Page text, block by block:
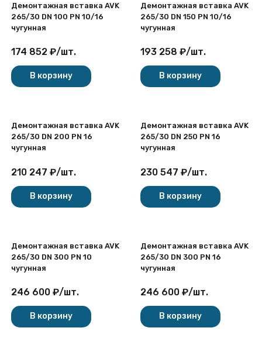
Демонтажная вставка AVK
265/30 DN 100 PN 10/16
чугунная
174 852 ₽/шт.
В корзину
Демонтажная вставка AVK
265/30 DN 150 PN 10/16
чугунная
193 258 ₽/шт.
В корзину
Демонтажная вставка AVK
265/30 DN 200 PN 16
чугунная
210 247 ₽/шт.
В корзину
Демонтажная вставка AVK
265/30 DN 250 PN 16
чугунная
230 547 ₽/шт.
В корзину
Демонтажная вставка AVK
265/30 DN 300 PN 10
чугунная
246 600 ₽/шт.
В корзину
Демонтажная вставка AVK
265/30 DN 300 PN 16
чугунная
246 600 ₽/шт.
В корзину